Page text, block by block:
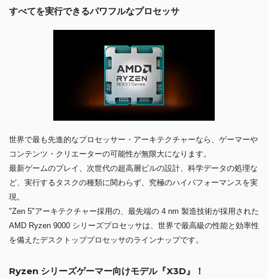
すべてを実行できるパワフルなプロセッサ
世界で最も先進的なプロセッサー・アーキテクチャーなら、ゲーマーや
コンテンツ・クリエーターの可能性が無限大になります。
最新ゲームのプレイ、次世代の超高層ビルの設計、科学データの処理な
ど、実行するタスクの種類に関わらず、究極のハイパフォーマンスを実
現。
"Zen 5"アーキテクチャー採用の、最先端の 4 nm 製造技術が採用された
AMD Ryzen 9000 シリーズプロセッサは、世界で最高級の性能と効率性
を備えたデスクトッププロセッサのラインナップです。
Ryzen シリーズゲーマー向けモデル『X3D』！